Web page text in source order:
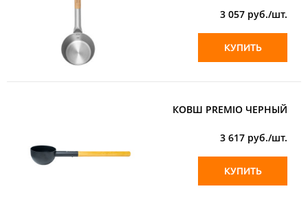
3 057 руб./шт.
КУПИТЬ
КОВШ PREMIO ЧЕРНЫЙ
3 617 руб./шт.
КУПИТЬ